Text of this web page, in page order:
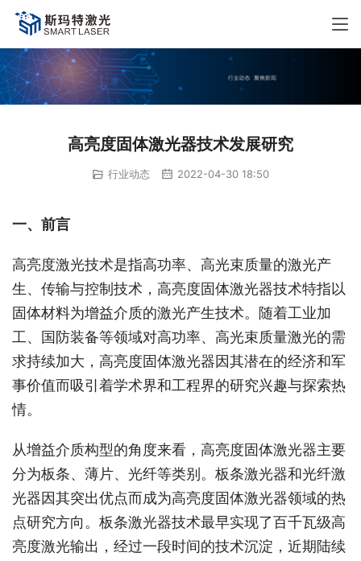
高亮度固体激光器技术发展研究
行业动态 2022-04-30 18:50
一、前言
高亮度激光技术是指高功率、高光束质量的激光产
生、传输与控制技术，高亮度固体激光器技术特指以
固体材料为增益介质的激光产生技术。随着工业加
工、国防装备等领域对高功率、高光束质量激光的需
求持续加大，高亮度固体激光器因其潜在的经济和军
事价值而吸引着学术界和工程界的研究兴趣与探索热
情。
从增益介质构型的角度来看，高亮度固体激光器主要
分为板条、薄片、光纤等类别。板条激光器和光纤激
光器因其突出优点而成为高亮度固体激光器领域的热
点研究方向。板条激光器技术最早实现了百千瓦级高
亮度激光输出，经过一段时间的技术沉淀，近期陆续